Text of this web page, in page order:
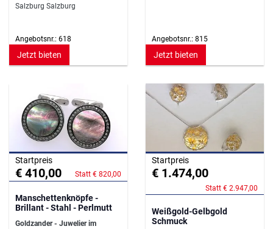
Salzburg Salzburg
Angebotsnr.: 618
Jetzt bieten
Angebotsnr.: 815
Jetzt bieten
Startpreis
€ 410,00 Statt € 820,00
Manschettenknöpfe -
Brillant - Stahl - Perlmutt
Goldzander - Juwelier im
Startpreis
€ 1.474,00
Statt € 2.947,00
Weißgold-Gelbgold
Schmuck